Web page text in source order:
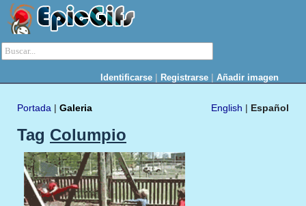
Identificarse | Registrarse | Añadir imagen
English | Español
Portada | Galeria
Tag Columpio